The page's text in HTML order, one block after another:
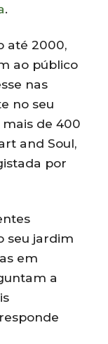
.
até 2000,
ao público
nas
no seu
de 400
and Soul,
por
seu jardim
em
a